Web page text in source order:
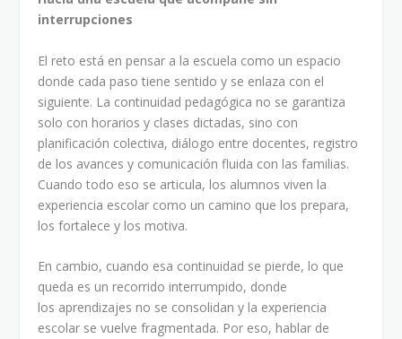
interrupciones
El reto está en pensar a la escuela como un espacio
donde cada paso tiene sentido y se enlaza con el
siguiente. La continuidad pedagógica no se garantiza
solo con horarios y clases dictadas, sino con
planificación colectiva, diálogo entre docentes, registro
de los avances y comunicación fluida con las familias.
Cuando todo eso se articula, los alumnos viven la
experiencia escolar como un camino que los prepara,
los fortalece y los motiva.
En cambio, cuando esa continuidad se pierde, lo que
queda es un recorrido interrumpido, donde
los aprendizajes no se consolidan y la experiencia
escolar se vuelve fragmentada. Por eso, hablar de